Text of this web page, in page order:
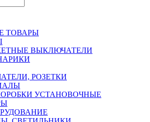
ТОВАРЫ
ВЫКЛЮЧАТЕЛИ
РОЗЕТКИ
УСТАНОВОЧНЫЕ